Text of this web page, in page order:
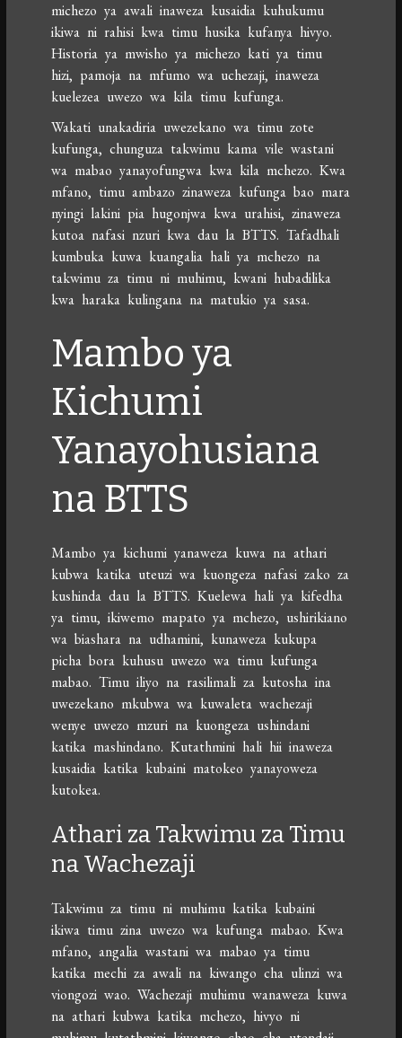
michezo ya awali inaweza kusaidia kuhukumu
ikiwa ni rahisi kwa timu husika kufanya hivyo.
Historia ya mwisho ya michezo kati ya timu
hizi, pamoja na mfumo wa uchezaji, inaweza
kuelezea uwezo wa kila timu kufunga.
Wakati unakadiria uwezekano wa timu zote
kufunga, chunguza takwimu kama vile wastani
wa mabao yanayofungwa kwa kila mchezo. Kwa
mfano, timu ambazo zinaweza kufunga bao mara
nyingi lakini pia hugonjwa kwa urahisi, zinaweza
kutoa nafasi nzuri kwa dau la BTTS. Tafadhali
kumbuka kuwa kuangalia hali ya mchezo na
takwimu za timu ni muhimu, kwani hubadilika
kwa haraka kulingana na matukio ya sasa.
Mambo ya
Kichumi
Yanayohusiana
na BTTS
Mambo ya kichumi yanaweza kuwa na athari
kubwa katika uteuzi wa kuongeza nafasi zako za
kushinda dau la BTTS. Kuelewa hali ya kifedha
ya timu, ikiwemo mapato ya mchezo, ushirikiano
wa biashara na udhamini, kunaweza kukupa
picha bora kuhusu uwezo wa timu kufunga
mabao. Timu iliyo na rasilimali za kutosha ina
uwezekano mkubwa wa kuwaleta wachezaji
wenye uwezo mzuri na kuongeza ushindani
katika mashindano. Kutathmini hali hii inaweza
kusaidia katika kubaini matokeo yanayoweza
kutokea.
Athari za Takwimu za Timu
na Wachezaji
Takwimu za timu ni muhimu katika kubaini
ikiwa timu zina uwezo wa kufunga mabao. Kwa
mfano, angalia wastani wa mabao ya timu
katika mechi za awali na kiwango cha ulinzi wa
viongozi wao. Wachezaji muhimu wanaweza kuwa
na athari kubwa katika mchezo, hivyo ni